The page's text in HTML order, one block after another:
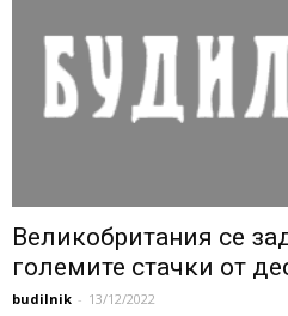
Великобритания се
големите стачки от
budilnik - 13/12/2022